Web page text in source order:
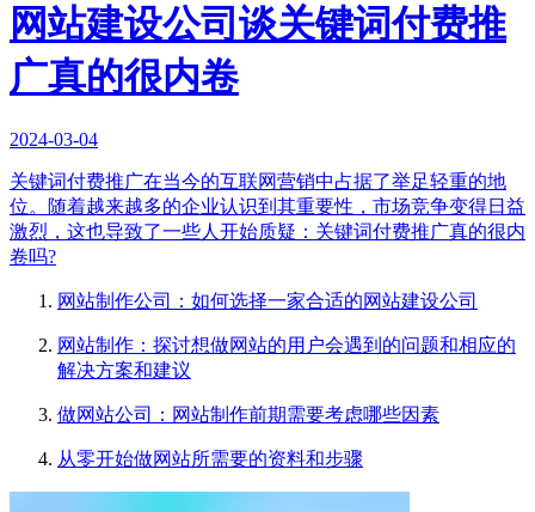
网站建设公司谈关键词付费推
广真的很内卷
2024-03-04
关键词付费推广在当今的互联网营销中占据了举足轻重的地
位。随着越来越多的企业认识到其重要性，市场竞争变得日益
激烈，这也导致了一些人开始质疑：关键词付费推广真的很内
卷吗?
网站制作公司：如何选择一家合适的网站建设公司
网站制作：探讨想做网站的用户会遇到的问题和相应的
解决方案和建议
做网站公司：网站制作前期需要考虑哪些因素
从零开始做网站所需要的资料和步骤